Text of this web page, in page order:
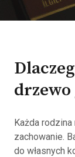
drzewo
Każda
zachowanie.
do własnych